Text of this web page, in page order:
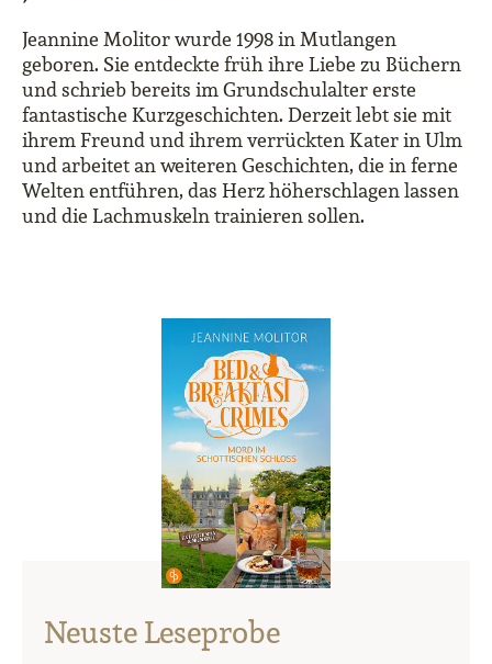
Jeannine Molitor wurde 1998 in Mutlangen
geboren. Sie entdeckte früh ihre Liebe zu Büchern
und schrieb bereits im Grundschulalter erste
fantastische Kurzgeschichten. Derzeit lebt sie mit
ihrem Freund und ihrem verrückten Kater in Ulm
und arbeitet an weiteren Geschichten, die in ferne
Welten entführen, das Herz höherschlagen lassen
und die Lachmuskeln trainieren sollen.
Neuste Leseprobe